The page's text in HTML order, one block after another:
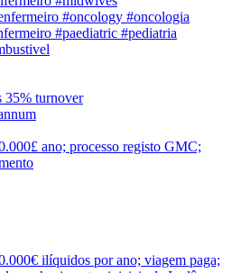
#oncology #oncologia
#paediatric #pediatria
35% turnover
ano; processo registo GMC;
ilíquidos por ano; viagem paga;